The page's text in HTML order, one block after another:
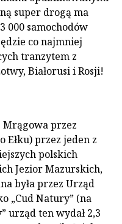
super drogą ma
000 samochodów
co najmniej
tranzytem z
Białorusi i Rosji!
przez
Ełku) przez jeden z
polskich
Jezior Mazurskich,
była przez Urząd
„Cud Natury” (na
urząd ten wydał 2,3